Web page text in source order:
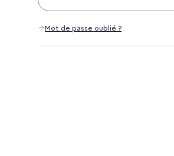
Mot de passe oublié ?